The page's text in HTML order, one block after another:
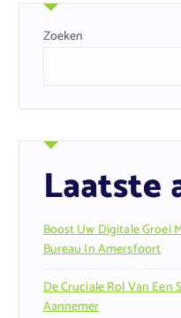
Zoeken
Laatste
Boost Uw Digitale Groei
Bureau In Amersfoort
De Cruciale Rol Van Een
Aannemer